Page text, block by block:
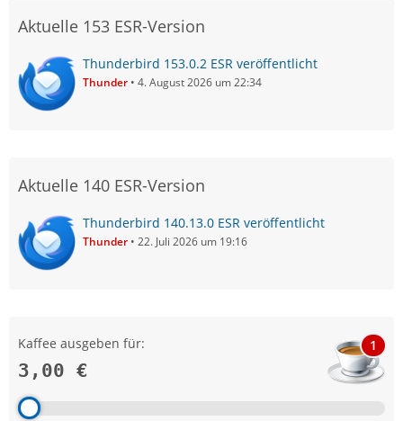
Aktuelle 153 ESR-Version
Thunderbird 153.0.2 ESR veröffentlicht
Thunder 4. August 2026 um 22:34
Aktuelle 140 ESR-Version
Thunderbird 140.13.0 ESR veröffentlicht
Thunder 22. Juli 2026 um 19:16
Kaffee ausgeben für:
3,00 €
1